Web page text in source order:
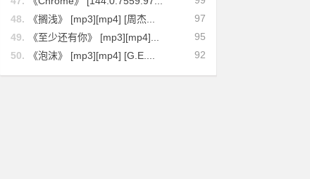
97
48.
《搁浅》 [mp3][mp4] [周杰...
95
49.
《至少还有你》 [mp3][mp4]...
92
50. 《泡沫》 [mp3][mp4] [G.E....